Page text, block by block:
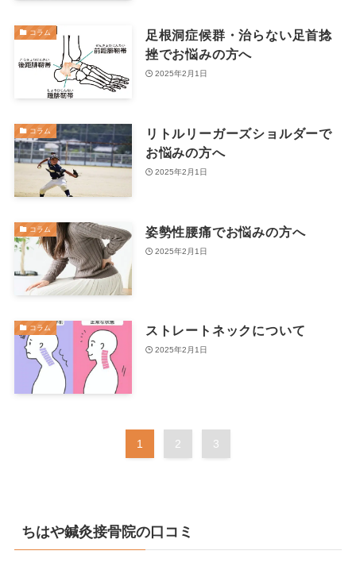
コラム
足根洞症候群・治らない足首捻
挫でお悩みの方へ
2025年2月1日
コラム
リトルリーガーズショルダーで
お悩みの方へ
2025年2月1日
コラム 姿勢性腰痛でお悩みの方へ
2025年2月1日
コラム ストレートネックについて
2025年2月1日
1 2 3
ちはや鍼灸接骨院の口コミ